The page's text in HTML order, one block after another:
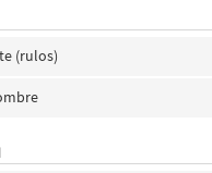
(rulos)